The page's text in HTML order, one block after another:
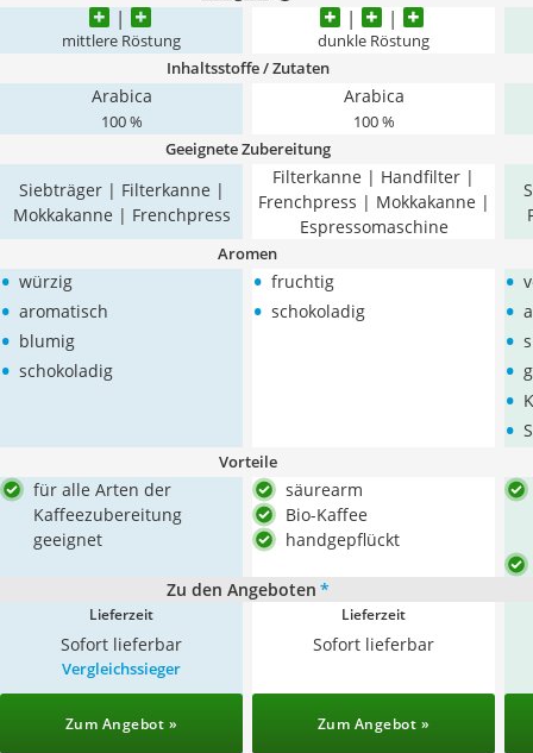
mittlere Röstung dunkle Röstung
Inhaltsstoffe / Zutaten
Arabica
100 %
Arabica
100 %
Geeignete Zubereitung
Siebträger | Filterkanne |
Mokkakanne | Frenchpress
Filterkanne | Handfilter |
Frenchpress | Mokkakanne |
Espressomaschine
Aromen
• würzig
• aromatisch
• blumig
• schokoladig
• fruchtig
• schokoladig
•
•
•
•
•
•
Vorteile
für alle Arten der
Kaffeezubereitung
geeignet
säurearm
Bio-Kaffee
handgepflückt
Zu den Angeboten *
Lieferzeit
Sofort lieferbar
Lieferzeit
Sofort lieferbar
Vergleichssieger
Zum Angebot » Zum Angebot »